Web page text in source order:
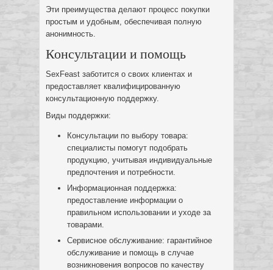
Эти преимущества делают процесс покупки
простым и удобным, обеспечивая полную
анонимность.
Консультации и помощь
SexFeast заботится о своих клиентах и
предоставляет квалифицированную
консультационную поддержку.
Виды поддержки:
Консультации по выбору товара:
специалисты помогут подобрать
продукцию, учитывая индивидуальные
предпочтения и потребности.
Информационная поддержка:
предоставление информации о
правильном использовании и уходе за
товарами.
Сервисное обслуживание: гарантийное
обслуживание и помощь в случае
возникновения вопросов по качеству